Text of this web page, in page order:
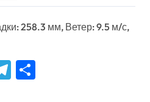
258.3 мм, Ветер: 9.5 м/с,
Telegram